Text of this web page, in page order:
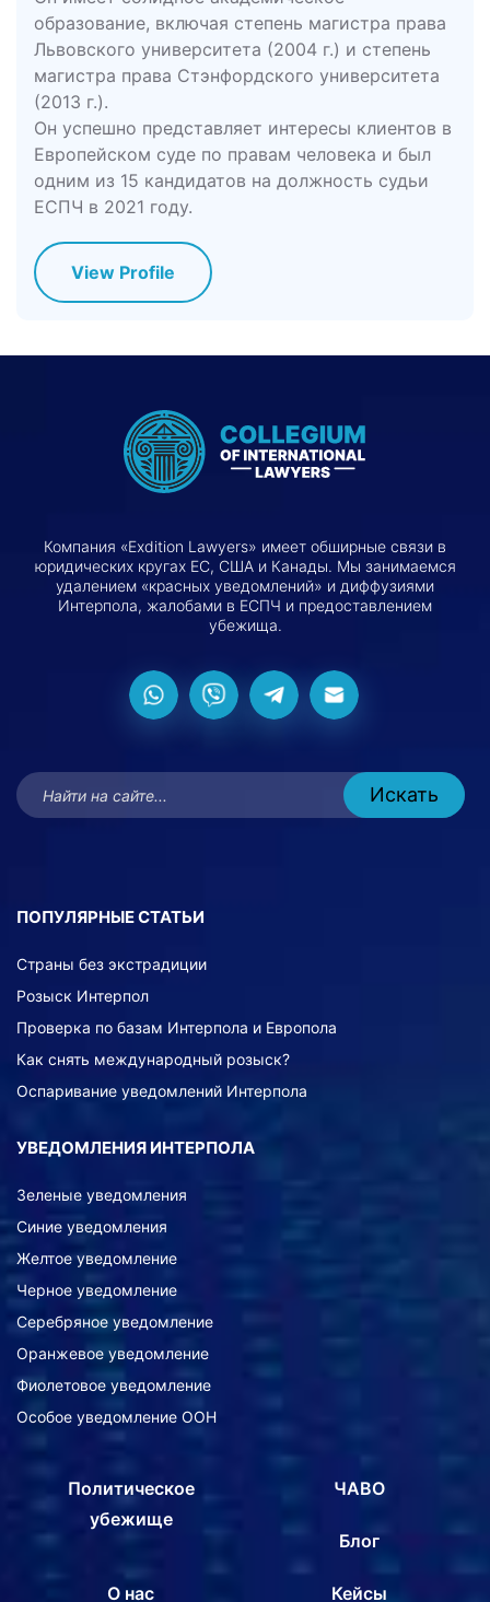
образование, включая степень магистра права
Львовского университета (2004 г.) и степень
магистра права Стэнфордского университета
(2013 г.).
Он успешно представляет интересы клиентов в
Европейском суде по правам человека и был
одним из 15 кандидатов на должность судьи
ЕСПЧ в 2021 году.
View Profile
Компания «Exdition Lawyers» имеет обширные связи в
юридических кругах ЕС, США и Канады. Мы занимаемся
удалением «красных уведомлений» и диффузиями
Интерпола, жалобами в ЕСПЧ и предоставлением
убежища.
ПОПУЛЯРНЫЕ СТАТЬИ
Страны без экстрадиции
Розыск Интерпол
Проверка по базам Интерпола и Европола
Как снять международный розыск?
Оспаривание уведомлений Интерпола
УВЕДОМЛЕНИЯ ИНТЕРПОЛА
Зеленые уведомления
Синие уведомления
Желтое уведомление
Черное уведомление
Серебряное уведомление
Оранжевое уведомление
Фиолетовое уведомление
Особое уведомление ООН
Политическое
убежище
ЧАВО
Блог
О нас Кейсы